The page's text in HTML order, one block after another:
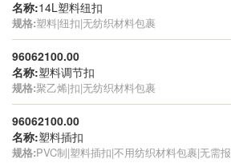
名称:14L塑料纽扣
规格:塑料|纽扣|无纺织材料包裹
96062100.00
名称:塑料调节扣
规格:聚乙烯|扣|无纺织材料包裹
96062100.00
名称:塑料插扣
规格:PVC制|塑料插扣|不用纺织材料包裹|无需报